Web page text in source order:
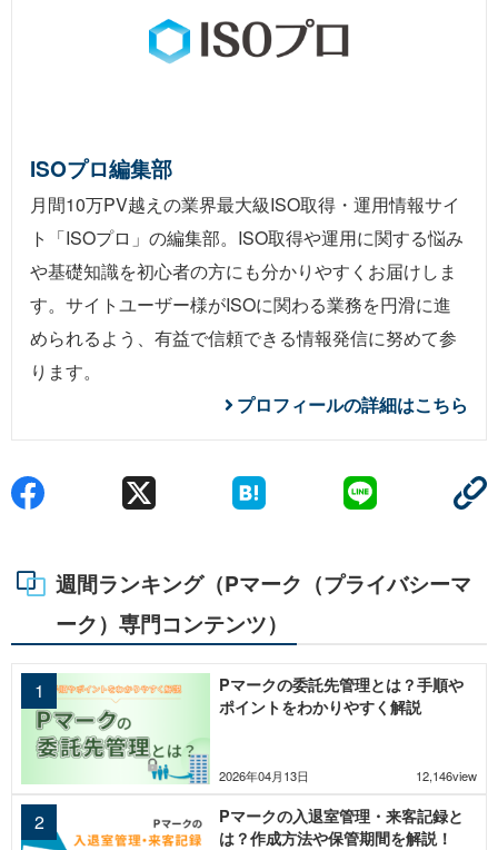
ISOプロ編集部
月間10万PV越えの業界最大級ISO取得・運用情報サイ
ト「ISOプロ」の編集部。ISO取得や運用に関する悩み
や基礎知識を初心者の方にも分かりやすくお届けしま
す。サイトユーザー様がISOに関わる業務を円滑に進
められるよう、有益で信頼できる情報発信に努めて参
ります。
プロフィールの詳細はこちら
週間ランキング（Pマーク（プライバシーマ
ーク）専門コンテンツ）
2026年04月13日 12,146view
Pマークの委託先管理とは？手順や
ポイントをわかりやすく解説
Pマークの入退室管理・来客記録と
は？作成方法や保管期間を解説！